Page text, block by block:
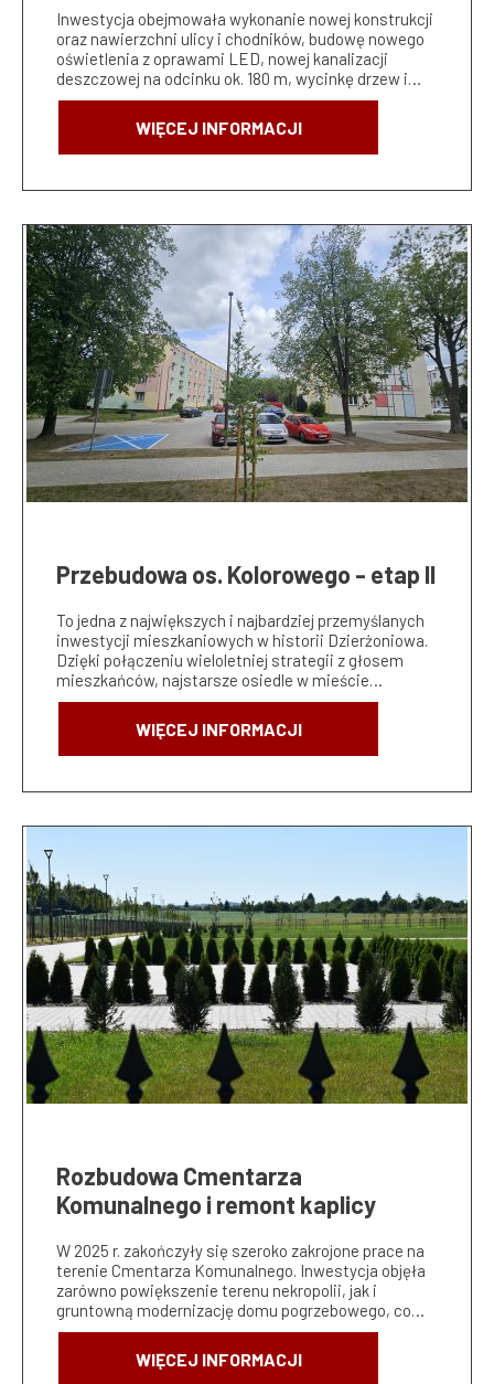
Inwestycja obejmowała wykonanie nowej konstrukcji
oraz nawierzchni ulicy i chodników, budowę nowego
oświetlenia z oprawami LED, nowej kanalizacji
deszczowej na odcinku ok. 180 m, wycinkę drzew i…
WIĘCEJ INFORMACJI
Przebudowa os. Kolorowego - etap II
To jedna z największych i najbardziej przemyślanych
inwestycji mieszkaniowych w historii Dzierżoniowa.
Dzięki połączeniu wieloletniej strategii z głosem
mieszkańców, najstarsze osiedle w mieście…
WIĘCEJ INFORMACJI
Rozbudowa Cmentarza
Komunalnego i remont kaplicy
W 2025 r. zakończyły się szeroko zakrojone prace na
terenie Cmentarza Komunalnego. Inwestycja objęła
zarówno powiększenie terenu nekropolii, jak i
gruntowną modernizację domu pogrzebowego, co…
WIĘCEJ INFORMACJI